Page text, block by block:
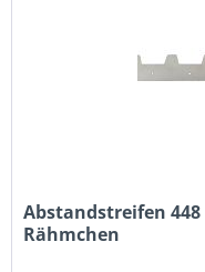
Abstandstreifen
Rähmchen